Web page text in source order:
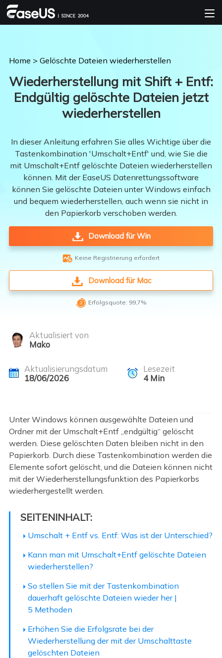
Home > Gelöschte Dateien wiederherstellen
Wiederherstellung mit Shift + Entf:
Endgültig gelöschte Dateien jetzt
wiederherstellen
In dieser Anleitung erfahren Sie alles Wichtige über die
Tastenkombination 'Umschalt+Entf' und, wie Sie die
mit Umschalt+Entf gelöschte Dateien wiederherstellen
können. Mit der EaseUS Datenrettungssoftware
können Sie gelöschte Dateien unter Windows einfach
und bequem wiederherstellen, auch wenn sie nicht in
den Papierkorb verschoben werden.
Download für Win
 Keine Registrierung erfordert
Download für Mac
 Erfolgsquote: 99,7%
Aktualisiert von
Mako
Aktualisierungsdatum
18/06/2026
Lesezeit
4Min
Unter Windows können ausgewählte Dateien und
Ordner mit der Umschalt+Entf „endgültig“ gelöscht
werden. Diese gelöschten Daten bleiben nicht in den
Papierkorb. Durch diese Tastenkombination werden die
Elemente sofort gelöscht, und die Dateien können nicht
mit der Wiederherstellungsfunktion des Papierkorbs
wiederhergestellt werden.
SEITENINHALT:
Umschalt + Entf vs. Entf: Was ist der Unterschied?
Kann man mit Umschalt+Entf gelöschte Dateien
wiederherstellen?
So stellen Sie mit der Tastenkombination
dauerhaft gelöschte Dateien wieder her |
5 Methoden
Erhöhen Sie die Erfolgsrate bei der
Wiederherstellung der mit der Umschalttaste
gelöschten Dateien